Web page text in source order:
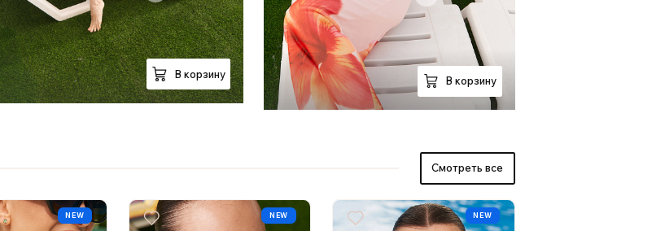
В корзину
В корзину
Смотреть все
NEW NEW NEW